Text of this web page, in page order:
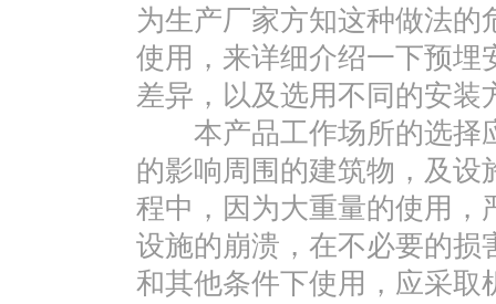
为生产厂家方知这种做法
使用，来详细介绍一下预埋
差异，以及选用不同的安
本产品工作场所的选择
的影响周围的建筑物，及
程中，因为大重量的使用，
设施的崩溃，在不必要的损
和其他条件下使用，应采取